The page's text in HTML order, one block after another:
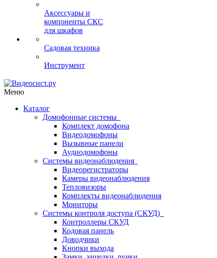
Аксессуары и
компоненты СКС
для шкафов
Садовая техника
Инструмент
Меню
Каталог
Домофонные системы
Комплект домофона
Видеодомофоны
Вызывные панели
Аудиодомофоны
Системы видеонаблюдения
Видеорегистраторы
Камеры видеонаблюдения
Тепловизоры
Комплекты видеонаблюдения
Мониторы
Системы контроля доступа (СКУД)
Контроллеры СКУД
Кодовая панель
Доводчики
Кнопки выхода